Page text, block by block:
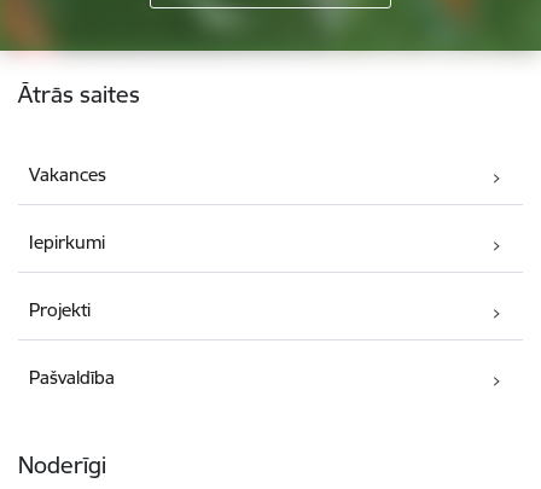
Kājene
Ātrās saites
Vakances
Iepirkumi
Projekti
Pašvaldība
Noderīgi